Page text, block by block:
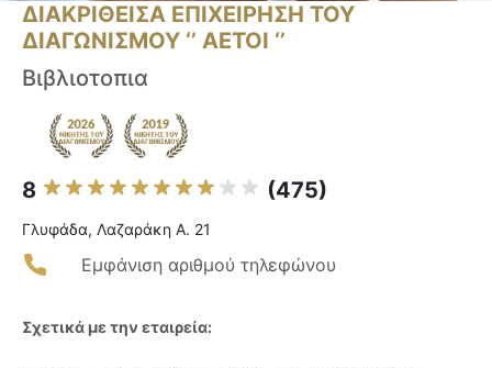
ΔΙΑΚΡΙΘΕΙΣΑ ΕΠΙΧΕΙΡΗΣΗ ΤΟΥ
ΔΙΑΓΩΝΙΣΜΟΥ ‘’ ΑΕΤΟΙ ‘’
Βιβλιοτοπια
8 (475)
Γλυφάδα, Λαζαράκη Α. 21
Εμφάνιση αριθμού τηλεφώνου
Σχετικά με την εταιρεία: